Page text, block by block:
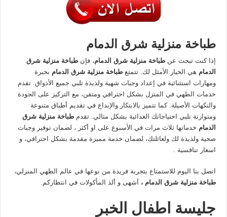
طباخة منزلية شرق الدمام
إذا كنت تبحث عنطباخة منزلية شرق الدمام، فإنطباخة منزلية شرق
الدمام هي الخيار الأمثل لك. تتمتعطباخة منزلية شرق الدمام بخبرة
ومهارات استثنائية في إعداد وجبات شهية ولذيذة تلبي جميع الأذواق. تقدم
خدمات الطهي في المنزل بشكل احترافي ومتقن، مع التركيز على الجودة
والنكهات الأصيلة. كما تتميز بالابتكار والإبداع في تقديم أطباق متنوعة
ومتوازنة تلبي احتياجاتك الغذائية بشكل مثالي. تقدمطباخة منزلية شرق
الدمام خدماتها ثلاث مرات في الأسبوع على او أكثر ، لضمان توفير وجبات
صحية ولذيذة لك ولعائلتك، لضمان خدمة مميزة مقدمة بشكل احترافي، و
اسعار تنافسية .
اتصل بنا اليوم للاستمتاع بتجربة فريدة من نوعها في عالم الطهي المنزلي،
طباخة منزلية شرق الدمام ، أشهى و ألذ المأكولات في انتظاركم.
جليسة اطفال الخبر